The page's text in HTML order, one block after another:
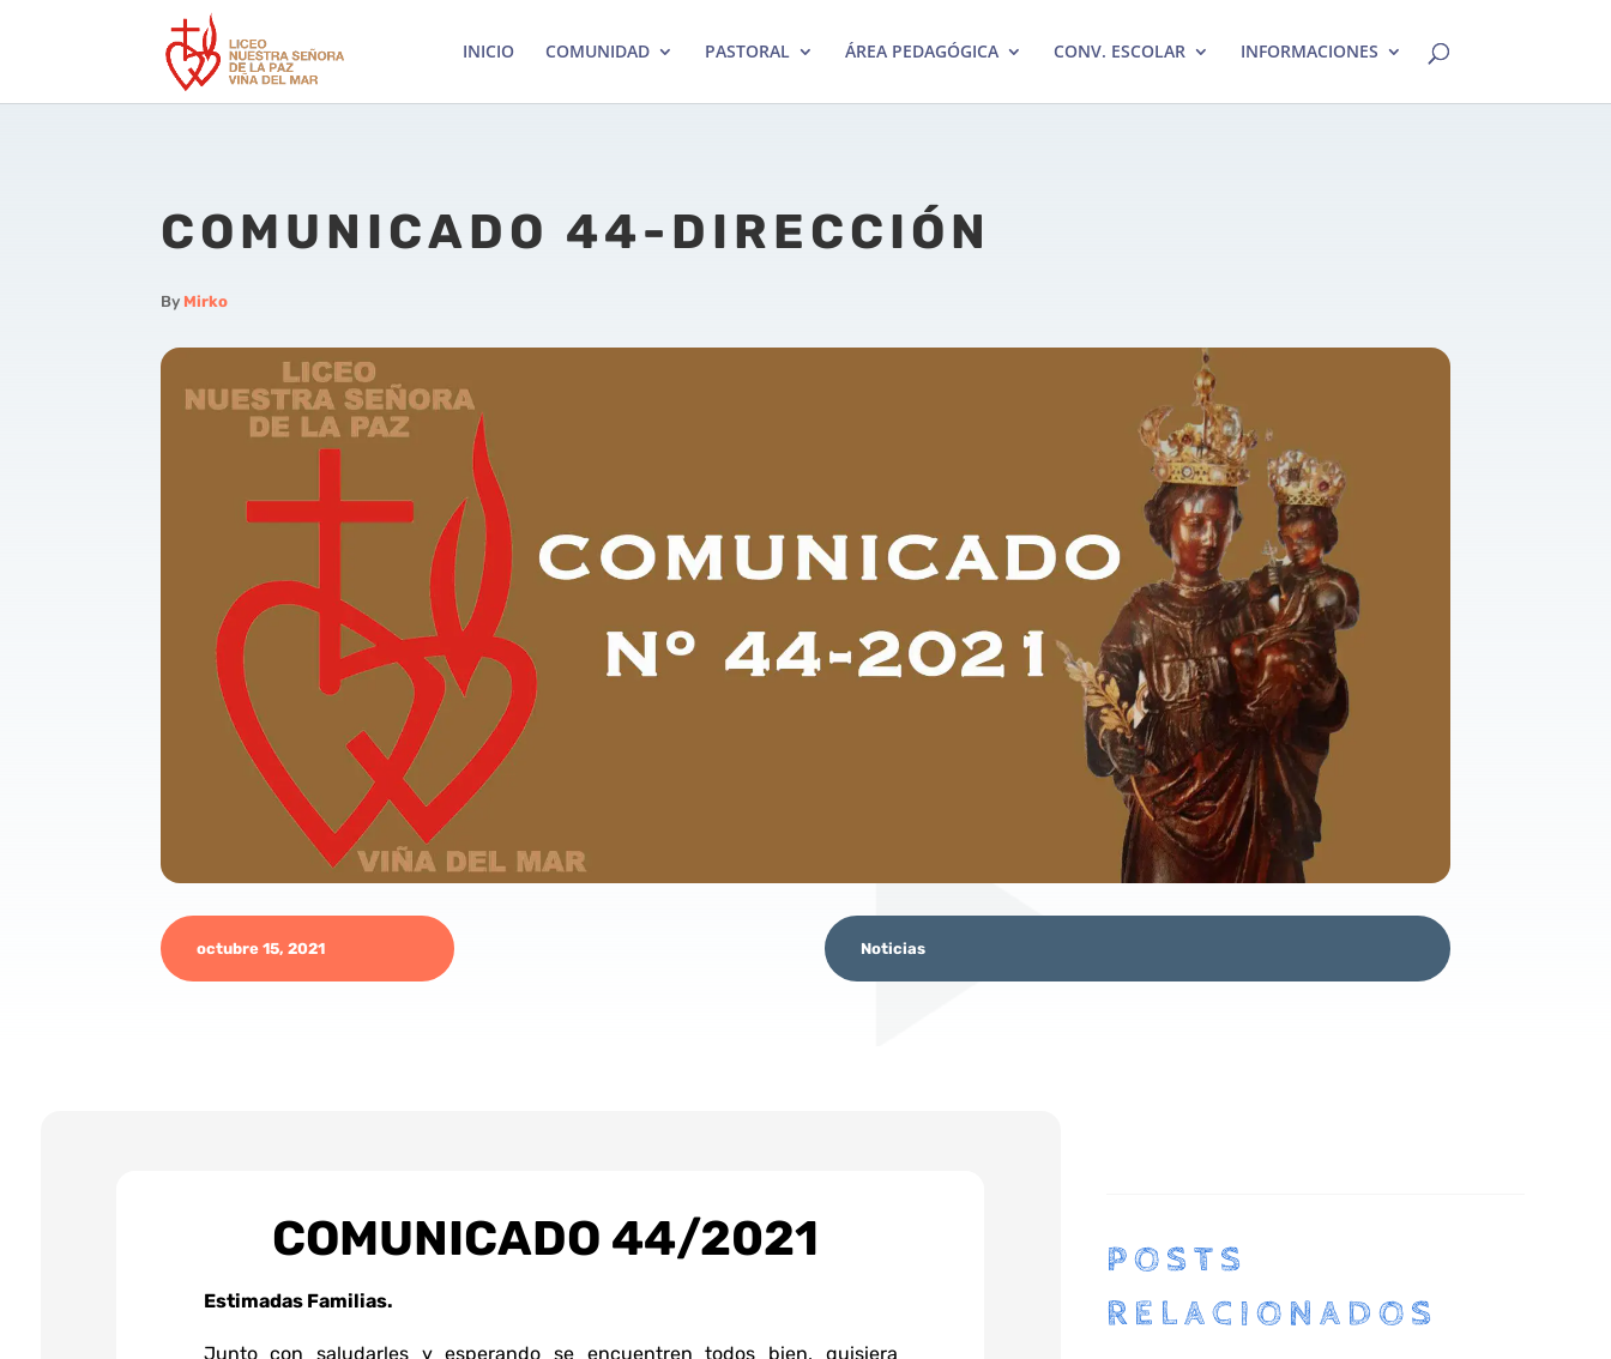
INICIO COMUNIDAD PASTORAL ÁREA PEDAGÓGICA CONV. ESCOLAR INFORMACIONES
COMUNICADO 44-DIRECCIÓN
By Mirko
octubre 15, 2021 Noticias
COMUNICADO 44/2021
Estimadas Familias.
Junto con saludarles y esperando se encuentren todos bien, quisiera
POSTS
RELACIONADOS